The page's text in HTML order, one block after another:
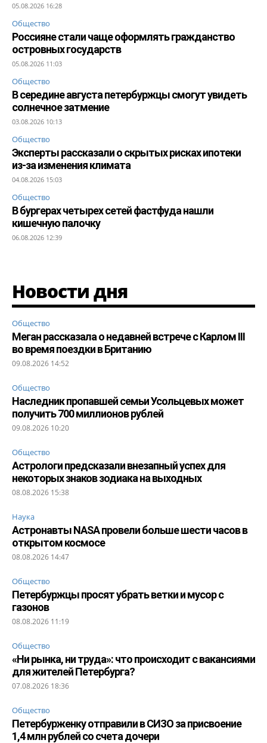
05.08.2026 16:28
Общество
Россияне стали чаще оформлять гражданство
островных государств
05.08.2026 11:03
Общество
В середине августа петербуржцы смогут увидеть
солнечное затмение
03.08.2026 10:13
Общество
Эксперты рассказали о скрытых рисках ипотеки
из-за изменения климата
04.08.2026 15:03
Общество
В бургерах четырех сетей фастфуда нашли
кишечную палочку
06.08.2026 12:39
Новости дня
Общество
Меган рассказала о недавней встрече с Карлом III
во время поездки в Британию
09.08.2026 14:52
Общество
Наследник пропавшей семьи Усольцевых может
получить 700 миллионов рублей
09.08.2026 10:20
Общество
Астрологи предсказали внезапный успех для
некоторых знаков зодиака на выходных
08.08.2026 15:38
Наука
Астронавты NASA провели больше шести часов в
открытом космосе
08.08.2026 14:47
Общество
Петербуржцы просят убрать ветки и мусор с
газонов
08.08.2026 11:19
Общество
«Ни рынка, ни труда»: что происходит с вакансиями
для жителей Петербурга?
07.08.2026 18:36
Общество
Петербурженку отправили в СИЗО за присвоение
1,4 млн рублей со счета дочери